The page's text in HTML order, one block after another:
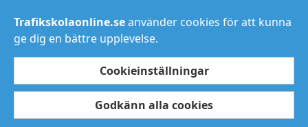
Trafikskolaonline.seanvänder cookies för att kunna
ge dig en bättre upplevelse.
Cookieinställningar
Godkänn alla cookies